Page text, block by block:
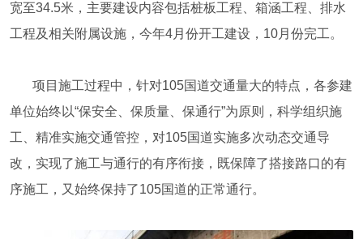
宽至34.5米，主要建设内容包括桩板工程、箱涵工程、排水
工程及相关附属设施，今年4月份开工建设，10月份完工。
项目施工过程中，针对105国道交通量大的特点，各参建
单位始终以“保安全、保质量、保通行”为原则，科学组织施
工、精准实施交通管控，对105国道实施多次动态交通导
改，实现了施工与通行的有序衔接，既保障了搭接路口的有
序施工，又始终保持了105国道的正常通行。